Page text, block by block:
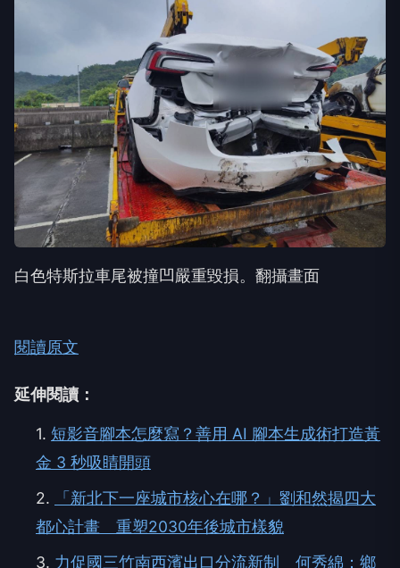
白色特斯拉車尾被撞凹嚴重毀損。翻攝畫面
閱讀原文
延伸閱讀：
1. 短影音腳本怎麼寫？善用 AI 腳本生成術打造黃
金 3 秒吸睛開頭
2.
「新北下一座城市核心在哪？」劉和然揭四大
都心計畫 重塑2030年後城市樣貌
3. 力促國三竹南西濱出口分流新制 何秀綿：鄉